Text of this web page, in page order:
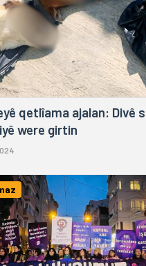
qetlîama ajalan: Divê
were girtin